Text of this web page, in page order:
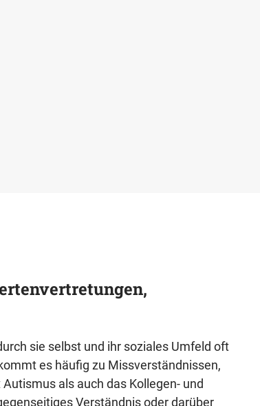
sie selbst und ihr soziales Umfeld oft
es häufig zu Missverständnissen,
als auch das Kollegen- und
Verständnis oder darüber